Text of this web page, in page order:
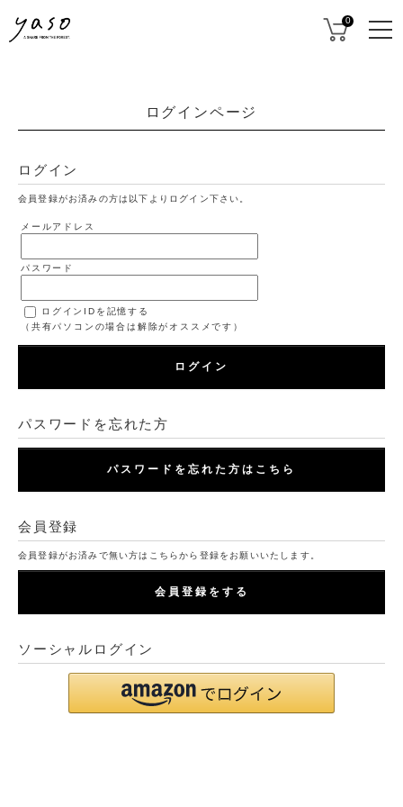
0
ログインページ
ログイン
会員登録がお済みの方は以下よりログイン下さい。
メールアドレス
パスワード
ログインIDを記憶する
（共有パソコンの場合は解除がオススメです）
ログイン
パスワードを忘れた方
パスワードを忘れた方はこちら
会員登録
会員登録がお済みで無い方はこちらから登録をお願いいたします。
会員登録をする
ソーシャルログイン